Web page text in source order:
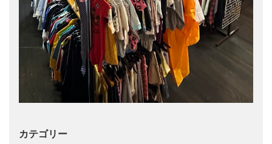
カテゴリー